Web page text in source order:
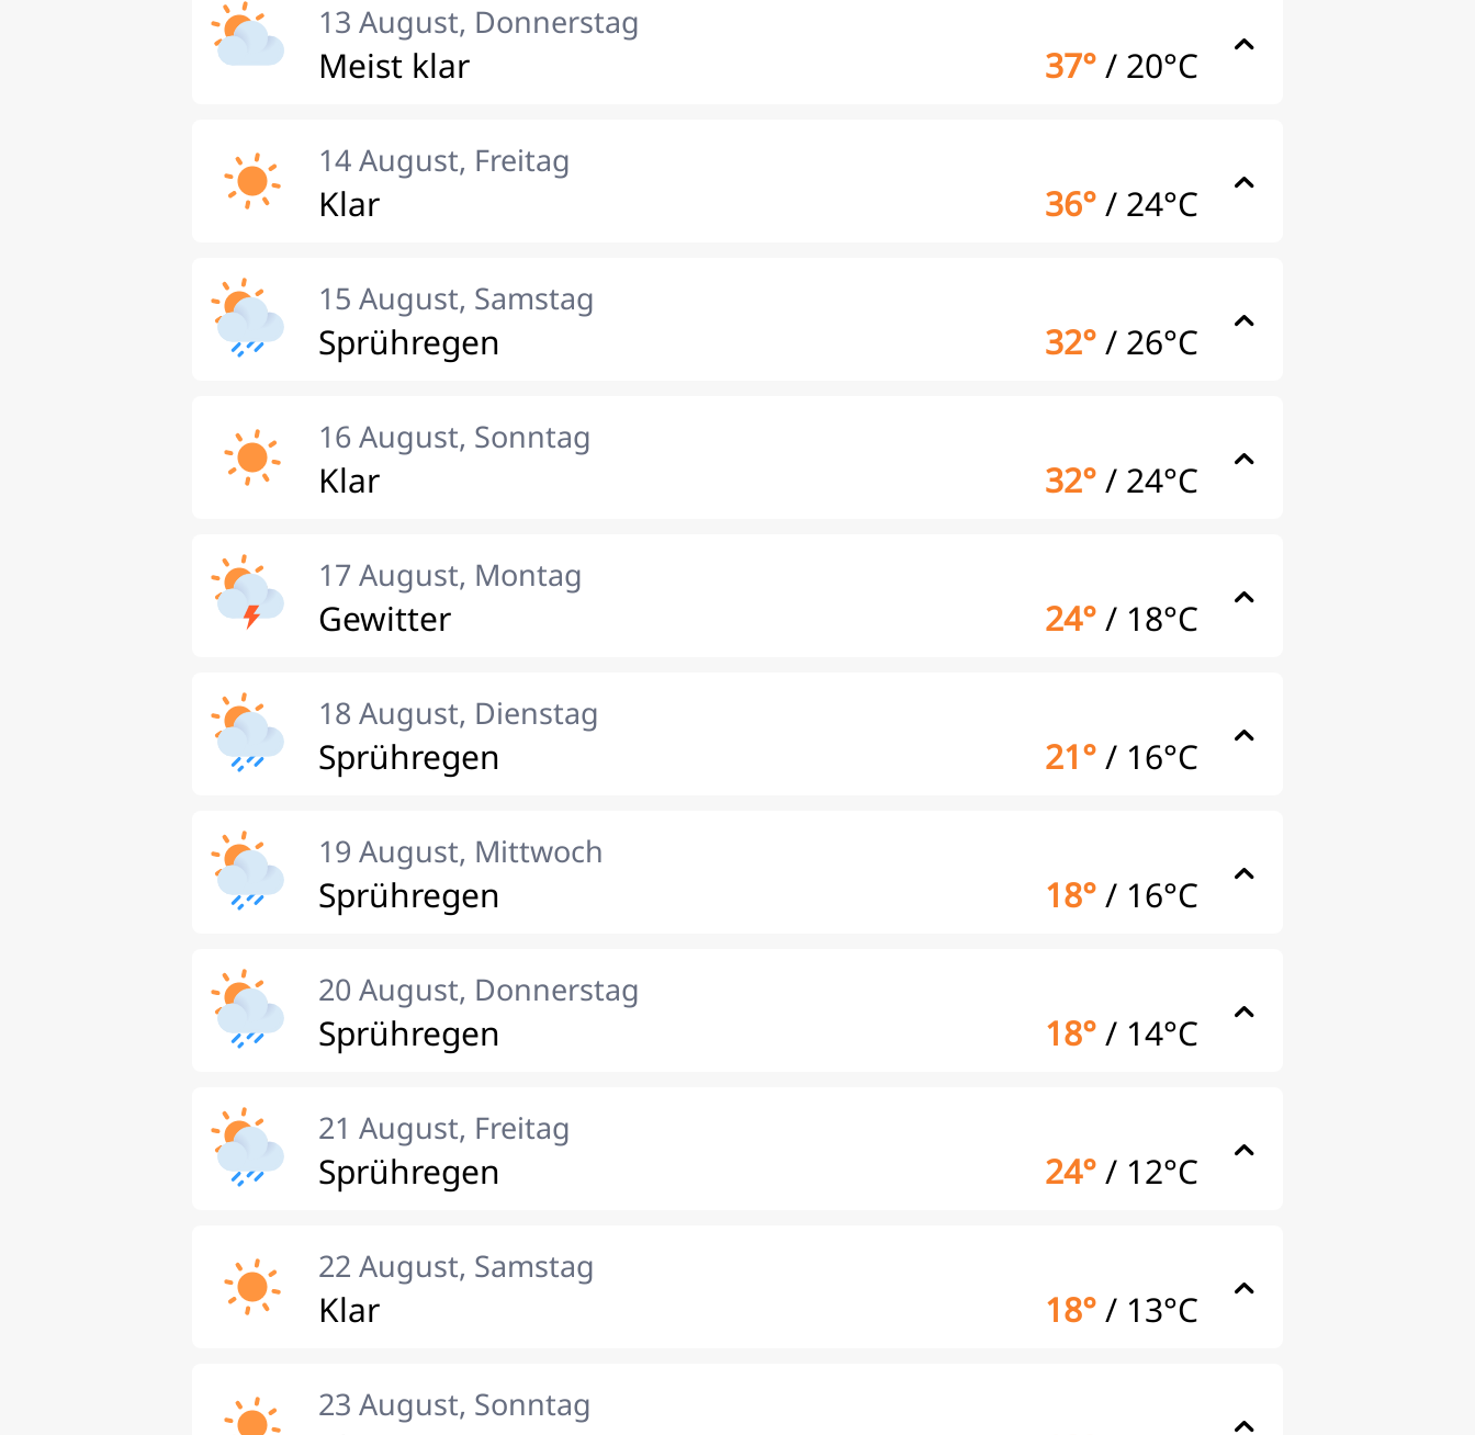
13 August, Donnerstag
Meist klar 37°/ 20°C
14 August, Freitag
Klar 36°/ 24°C
15 August, Samstag
Sprühregen 32°/ 26°C
16 August, Sonntag
Klar 32°/ 24°C
17 August, Montag
Gewitter 24°/ 18°C
18 August, Dienstag
Sprühregen 21°/ 16°C
19 August, Mittwoch
Sprühregen 18°/ 16°C
20 August, Donnerstag
Sprühregen 18°/ 14°C
21 August, Freitag
Sprühregen 24°/ 12°C
22 August, Samstag
Klar 18°/ 13°C
23 August, Sonntag